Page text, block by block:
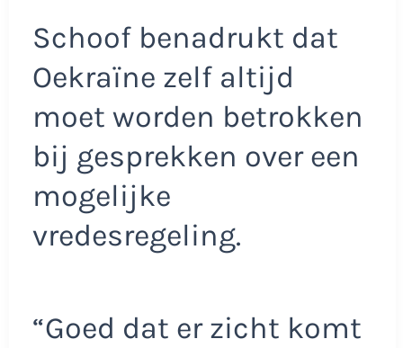
Schoof benadrukt dat
Oekraïne zelf altijd
moet worden betrokken
bij gesprekken over een
mogelijke
vredesregeling.
“Goed dat er zicht komt